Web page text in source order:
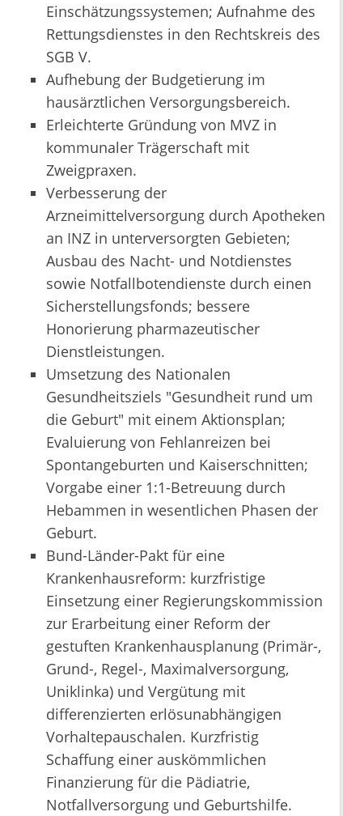
Einschätzungssystemen; Aufnahme des
Rettungsdienstes in den Rechtskreis des
SGB V.
Aufhebung der Budgetierung im
hausärztlichen Versorgungsbereich.
Erleichterte Gründung von MVZ in
kommunaler Trägerschaft mit
Zweigpraxen.
Verbesserung der
Arzneimittelversorgung durch Apotheken
an INZ in unterversorgten Gebieten;
Ausbau des Nacht- und Notdienstes
sowie Notfallbotendienste durch einen
Sicherstellungsfonds; bessere
Honorierung pharmazeutischer
Dienstleistungen.
Umsetzung des Nationalen
Gesundheitsziels "Gesundheit rund um
die Geburt" mit einem Aktionsplan;
Evaluierung von Fehlanreizen bei
Spontangeburten und Kaiserschnitten;
Vorgabe einer 1:1-Betreuung durch
Hebammen in wesentlichen Phasen der
Geburt.
Bund-Länder-Pakt für eine
Krankenhausreform: kurzfristige
Einsetzung einer Regierungskommission
zur Erarbeitung einer Reform der
gestuften Krankenhausplanung (Primär-,
Grund-, Regel-, Maximalversorgung,
Uniklinka) und Vergütung mit
differenzierten erlösunabhängigen
Vorhaltepauschalen. Kurzfristig
Schaffung einer auskömmlichen
Finanzierung für die Pädiatrie,
Notfallversorgung und Geburtshilfe.